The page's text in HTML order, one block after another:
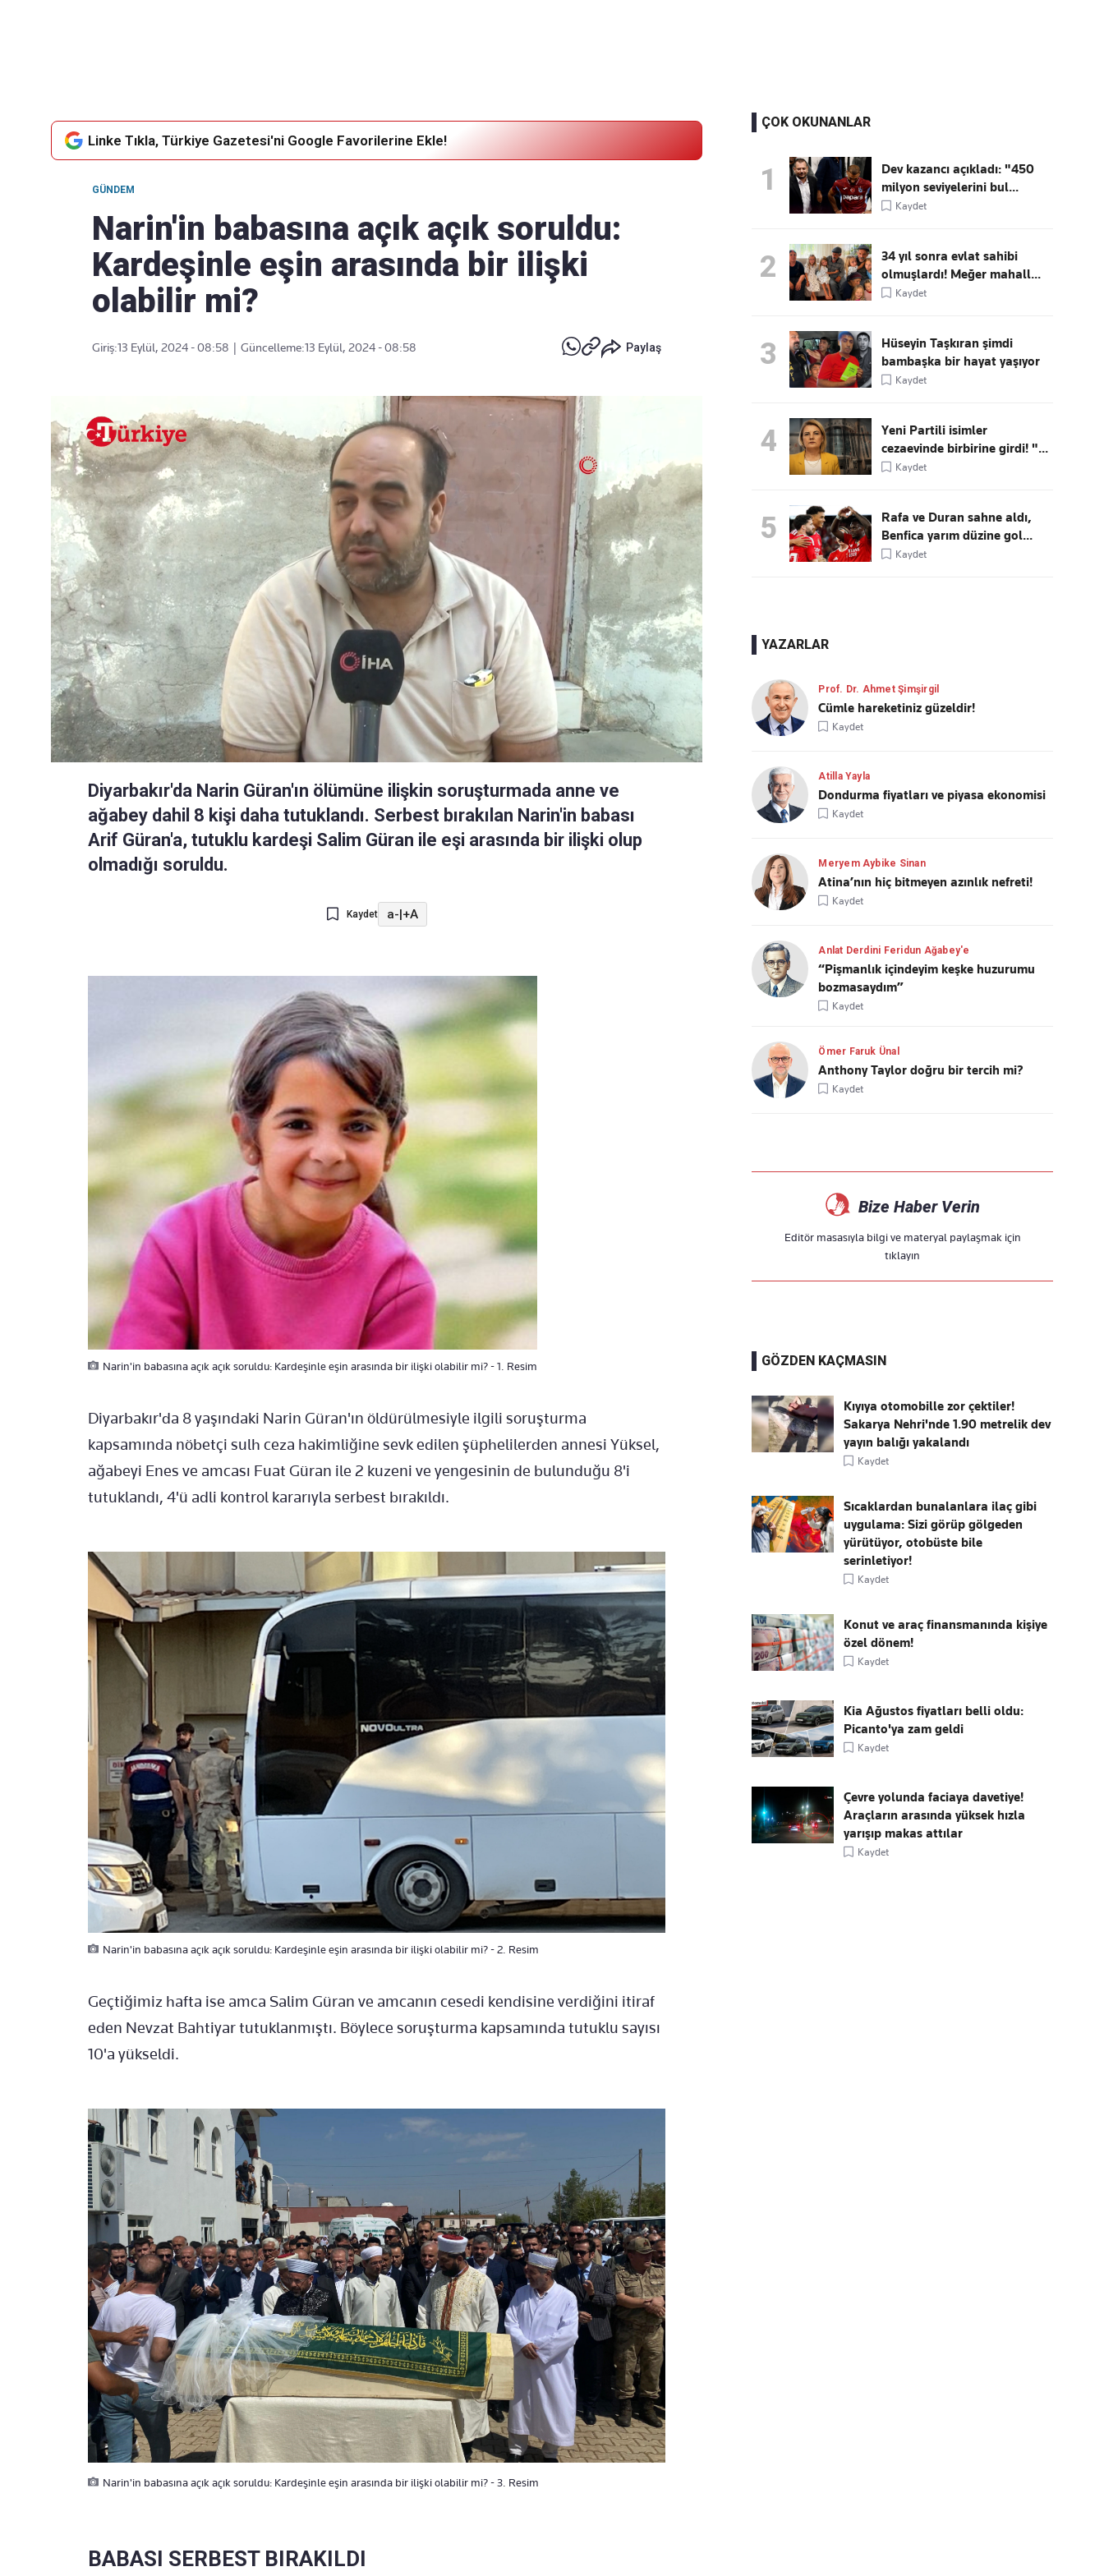
Linke Tıkla, Türkiye Gazetesi'ni Google Favorilerine Ekle!
GÜNDEM
Narin'in babasına açık açık soruldu:
Kardeşinle eşin arasında bir ilişki
olabilir mi?
Giriş:13 Eylül, 2024 - 08:58 Güncelleme:13 Eylül, 2024 - 08:58 Paylaş
Diyarbakır'da Narin Güran'ın ölümüne ilişkin soruşturmada anne ve
ağabey dahil 8 kişi daha tutuklandı. Serbest bırakılan Narin'in babası
Arif Güran'a, tutuklu kardeşi Salim Güran ile eşi arasında bir ilişki olup
olmadığı soruldu.
Kaydet a-|+A
Narin'in babasına açık açık soruldu: Kardeşinle eşin arasında bir ilişki olabilir mi? - 1. Resim
Diyarbakır'da 8 yaşındaki Narin Güran'ın öldürülmesiyle ilgili soruşturma
kapsamında nöbetçi sulh ceza hakimliğine sevk edilen şüphelilerden annesi Yüksel,
ağabeyi Enes ve amcası Fuat Güran ile 2 kuzeni ve yengesinin de bulunduğu 8'i
tutuklandı, 4'ü adli kontrol kararıyla serbest bırakıldı.
Narin'in babasına açık açık soruldu: Kardeşinle eşin arasında bir ilişki olabilir mi? - 2. Resim
Geçtiğimiz hafta ise amca Salim Güran ve amcanın cesedi kendisine verdiğini itiraf
eden Nevzat Bahtiyar tutuklanmıştı. Böylece soruşturma kapsamında tutuklu sayısı
10'a yükseldi.
Narin'in babasına açık açık soruldu: Kardeşinle eşin arasında bir ilişki olabilir mi? - 3. Resim
BABASI SERBEST BIRAKILDI
ÇOK OKUNANLAR
1
Dev kazancı açıkladı: "450
milyon seviyelerini bul...
Kaydet
2
34 yıl sonra evlat sahibi
olmuşlardı! Meğer mahall...
Kaydet
3
Hüseyin Taşkıran şimdi
bambaşka bir hayat yaşıyor
Kaydet
4
Yeni Partili isimler
cezaevinde birbirine girdi! "...
Kaydet
5
Rafa ve Duran sahne aldı,
Benfica yarım düzine gol...
Kaydet
YAZARLAR
Prof. Dr. Ahmet Şimşirgil
Cümle hareketiniz güzeldir!
Kaydet
Atilla Yayla
Dondurma fiyatları ve piyasa ekonomisi
Kaydet
Meryem Aybike Sinan
Atina’nın hiç bitmeyen azınlık nefreti!
Kaydet
Anlat Derdini Feridun Ağabey'e
“Pişmanlık içindeyim keşke huzurumu
bozmasaydım”
Kaydet
Ömer Faruk Ünal
Anthony Taylor doğru bir tercih mi?
Kaydet
Bize Haber Verin
Editör masasıyla bilgi ve materyal paylaşmak için
tıklayın
GÖZDEN KAÇMASIN
Kıyıya otomobille zor çektiler!
Sakarya Nehri'nde 1.90 metrelik dev
yayın balığı yakalandı
Kaydet
Sıcaklardan bunalanlara ilaç gibi
uygulama: Sizi görüp gölgeden
yürütüyor, otobüste bile
serinletiyor!
Kaydet
Konut ve araç finansmanında kişiye
özel dönem!
Kaydet
Kia Ağustos fiyatları belli oldu:
Picanto'ya zam geldi
Kaydet
Çevre yolunda faciaya davetiye!
Araçların arasında yüksek hızla
yarışıp makas attılar
Kaydet